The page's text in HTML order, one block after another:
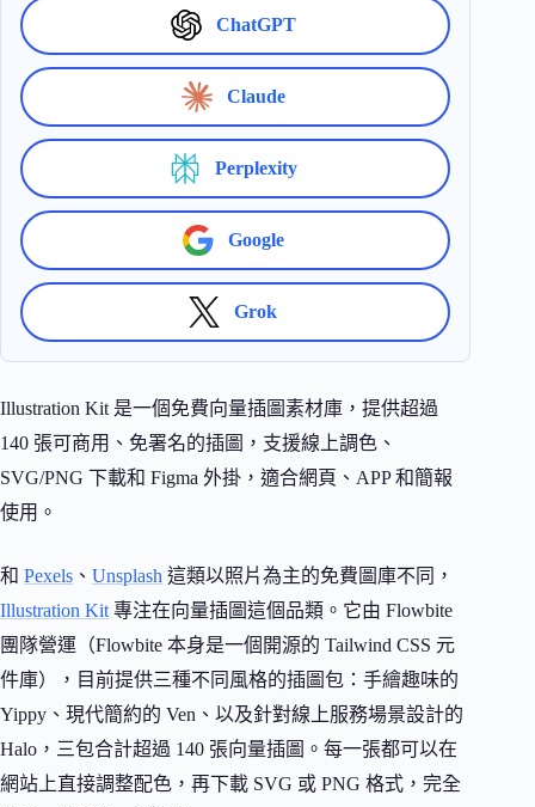
ChatGPT
Claude
Perplexity
Google
Grok
Illustration Kit 是一個免費向量插圖素材庫，提供超過
140 張可商用、免署名的插圖，支援線上調色、
SVG/PNG 下載和 Figma 外掛，適合網頁、APP 和簡報
使用。
和 Pexels 、 Unsplash 這類以照片為主的免費圖庫不同，
Illustration Kit 專注在向量插圖這個品類。它由 Flowbite
團隊營運（Flowbite 本身是一個開源的 Tailwind CSS 元
件庫），目前提供三種不同風格的插圖包：手繪趣味的
Yippy、現代簡約的 Ven、以及針對線上服務場景設計的
Halo，三包合計超過 140 張向量插圖。每一張都可以在
網站上直接調整配色，再下載 SVG 或 PNG 格式，完全